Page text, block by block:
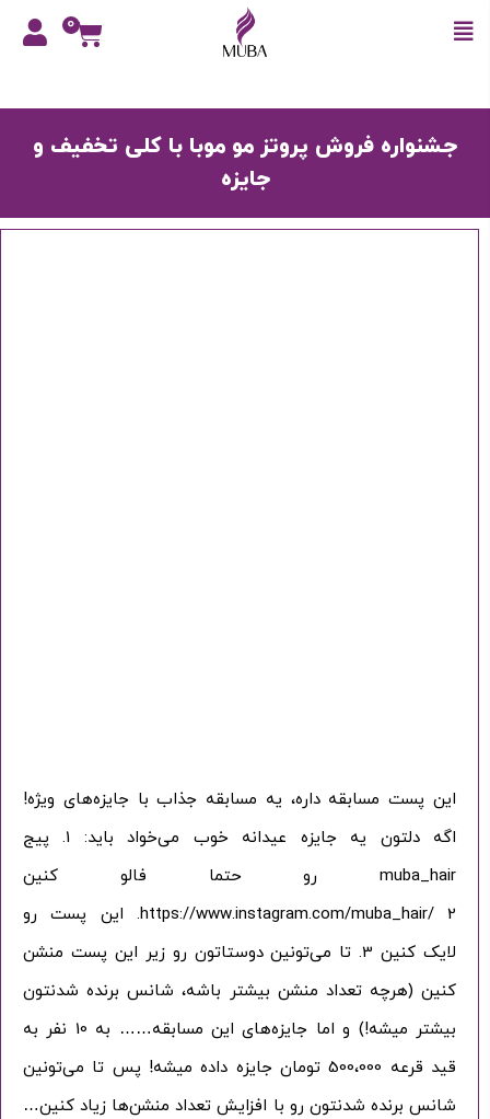
0
جشنواره فروش پروتز مو موبا با کلی تخفیف و
جایزه
این پست مسابقه داره، یه مسابقه جذاب با جایزه‌های ویژه!
اگه دلتون یه جایزه عیدانه خوب می‌خواد باید: 1. پیج
muba_hair رو حتما فالو کنین
https://www.instagram.com/muba_hair/ 2. این پست رو
لایک کنین 3. تا می‌تونین دوستاتون رو زیر این پست منشن
کنین (هرچه تعداد منشن بیشتر باشه، شانس برنده شدنتون
بیشتر میشه!) و اما جایزه‌های این مسابقه…… به 10 نفر به
قید قرعه 500،000 تومان جایزه داده میشه! پس تا می‌تونین
شانس برنده شدنتون رو با افزایش تعداد منشن‌ها زیاد کنین…